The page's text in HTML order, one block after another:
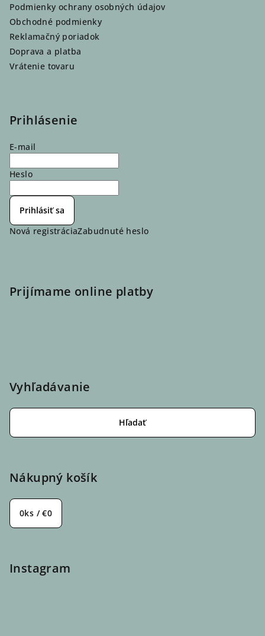
Podmienky ochrany osobných údajov
Obchodné podmienky
Reklamačný poriadok
Doprava a platba
Vrátenie tovaru
Prihlásenie
E-mail
Heslo
Prihlásiť sa
Nová registráciaZabudnuté heslo
Prijímame online platby
Vyhľadávanie
Hľadať
Nákupný košík
0ks /€0
Instagram